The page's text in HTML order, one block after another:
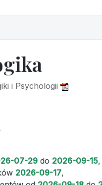
i Psychologii
07-29 do 2026-09-15,
2026-09-17,